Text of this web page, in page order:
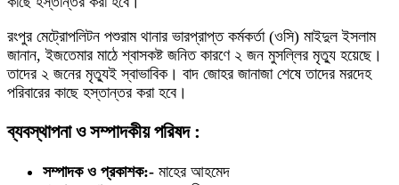
রংপুর মেট্রোপলিটন পশুরাম থানার ভারপ্রাপ্ত কর্মকর্তা (ওসি) মাইদুল ইসলাম
জানান, ইজতেমার মাঠে শ্বাসকষ্ট জনিত কারণে ২ জন মুসল্লির মৃত্যু হয়েছে।
তাদের ২ জনের মৃত্যুই স্বাভাবিক। বাদ জোহর জানাজা শেষে তাদের মরদেহ
পরিবারের কাছে হস্তান্তর করা হবে।
ব্যবস্থাপনা ও সম্পাদকীয় পরিষদ :
সম্পাদক ও প্রকাশক:- মাহের আহমেদ